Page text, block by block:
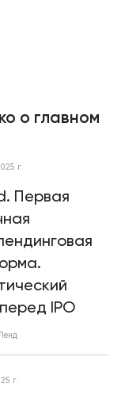
о главном
г.
Первая
IPO
г.